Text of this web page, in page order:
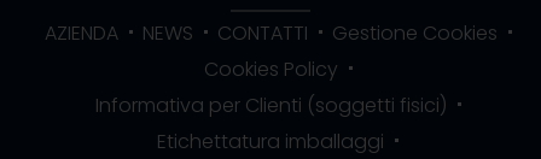
AZIENDA NEWS CONTATTI
Gestione Cookies
Cookies Policy
Informativa per Clienti (soggetti fisici)
Etichettatura imballaggi